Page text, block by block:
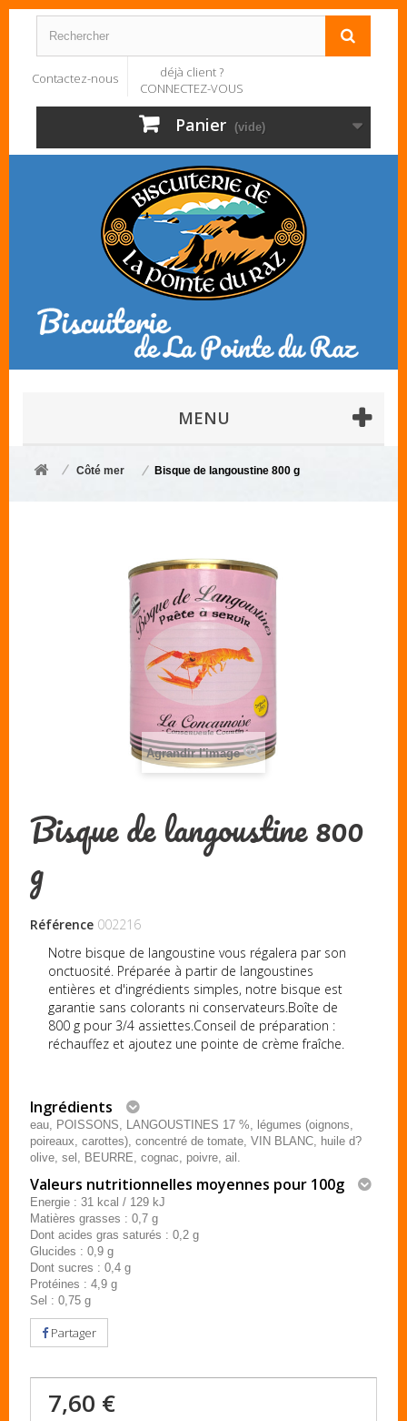
Contactez-nous
déjà client ?
CONNECTEZ-VOUS
Panier (vide)
MENU
Côté mer Bisque de langoustine 800 g
Agrandir l'image
Bisque de langoustine 800
g
Référence 002216
Notre bisque de langoustine vous régalera par son
onctuosité. Préparée à partir de langoustines
entières et d'ingrédients simples, notre bisque est
garantie sans colorants ni conservateurs.Boîte de
800 g pour 3/4 assiettes.Conseil de préparation :
réchauffez et ajoutez une pointe de crème fraîche.
Ingrédients
eau, POISSONS, LANGOUSTINES 17 %, légumes (oignons,
poireaux, carottes), concentré de tomate, VIN BLANC, huile d?
olive, sel, BEURRE, cognac, poivre, ail.
Valeurs nutritionnelles moyennes pour 100g
Energie : 31 kcal / 129 kJ
Matières grasses : 0,7 g
Dont acides gras saturés : 0,2 g
Glucides : 0,9 g
Dont sucres : 0,4 g
Protéines : 4,9 g
Sel : 0,75 g
Partager
7,60 €